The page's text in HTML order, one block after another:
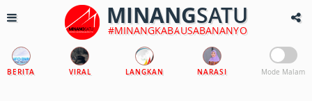
MINANGSATU
#MINANGKABAUSABANANYO
BERITA VIRAL LANGKAN NARASI Mode Malam